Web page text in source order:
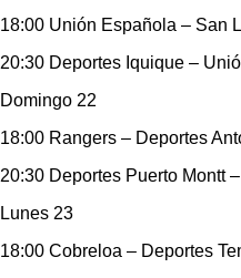
18:00 Unión Española – San
20:30 Deportes Iquique –
Domingo 22
18:00 Rangers – Deportes
20:30 Deportes Puerto Montt
Lunes 23
18:00 Cobreloa – Deportes